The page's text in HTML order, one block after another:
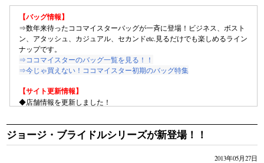
【バッグ情報】
⇒数年来待ったココマイスターバッグが一斉に登場！ビジネス、ボスト
ン、アタッシュ、カジュアル、セカンドetc.見るだけでも楽しめるライン
ナップです。
⇒ココマイスターのバッグ一覧を見る！！
⇒今じゃ買えない！ココマイスター初期のバッグ特集
【サイト更新情報】
◆店舗情報を更新しました！
ト！
◆商品の口コミレビューを更新しました！
ジョージ・ブライドルシリーズが新登場！！
2013年05月27日